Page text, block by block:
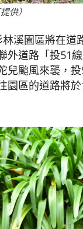
供）
溪園區將在道
外道路「投51
兒颱風來襲，
園區的道路將